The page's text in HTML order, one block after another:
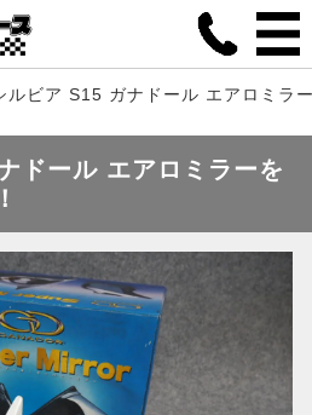
ルビア S15 ガナドール エアロミラ
ドール エアロミラーを